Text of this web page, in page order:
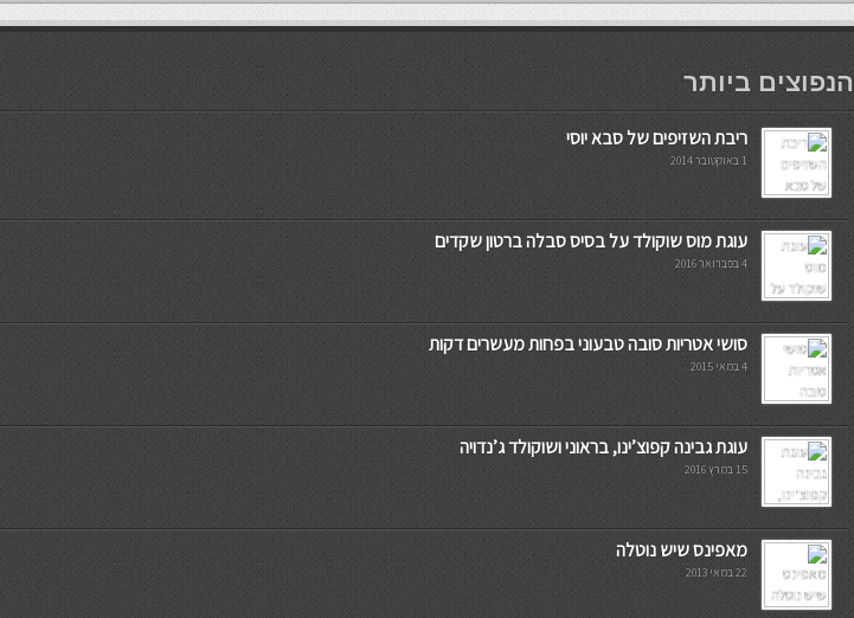
мостбет кг
הנפוצים ביותר
ריבת השזיפים של סבא יוסי
1 באוקטובר 2014
עוגת מוס שוקולד על בסיס סבלה ברטון שקדים
4 בפברואר 2016
סושי אטריות סובה טבעוני בפחות מעשרים דקות
4 במאי 2015
עוגת גבינה קפוצ’ינו, בראוני ושוקולד ג’נדויה
15 במרץ 2016
מאפינס שיש נוטלה
22 במאי 2013